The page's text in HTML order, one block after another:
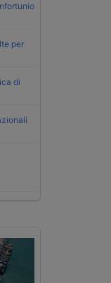
per
di